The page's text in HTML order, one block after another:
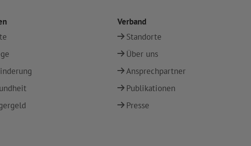
Verband
Standorte
Über uns
Ansprechpartner
Publikationen
Presse